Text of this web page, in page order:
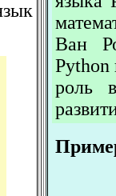
Ван
Python
роль